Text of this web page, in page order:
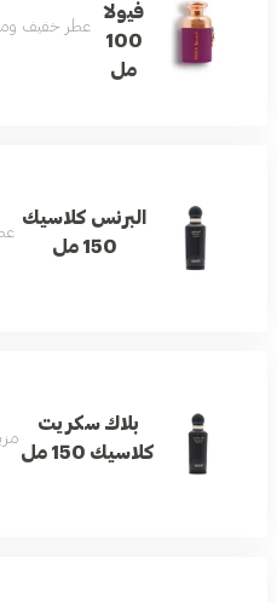
فيولا
100
مل
عطر خفيف
البرنس كلاسيك
150 مل
بلاك سكريت
كلاسيك 150 مل